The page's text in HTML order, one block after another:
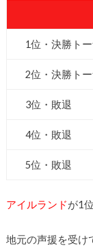
1位・決勝トー
2位・決勝トー
3位・敗退
4位・敗退
5位・敗退
アイルランドが1
地元の声援を受け